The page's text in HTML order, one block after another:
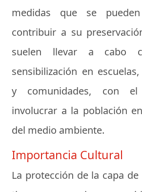
medidas que se
contribuir a su
suelen llevar a cabo
sensibilización en
y comunidades, con
involucrar a la población
del medio ambiente.
Importancia Cultural
La protección de la capa